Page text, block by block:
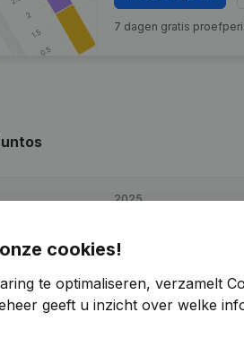
7 dagen gratis
2025
€-11.069
€301.103 -3,55%
cookies!
te optimaliseren, verzamelt
geeft u inzicht over welke